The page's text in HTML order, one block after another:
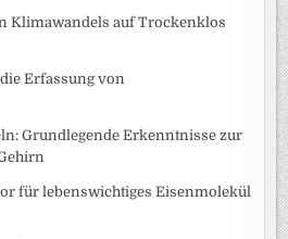
Klimawandels auf Trockenklos
Erfassung von
Grundlegende Erkenntnisse zur
für lebenswichtiges Eisenmolekül